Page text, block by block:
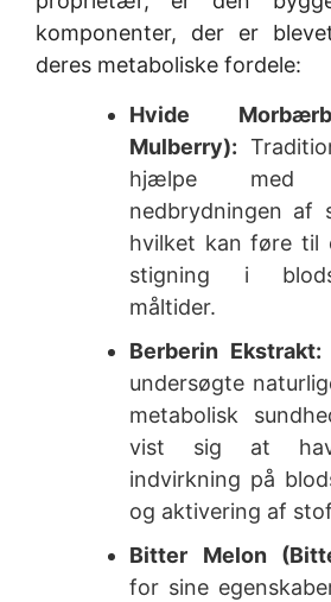
komponenter, der er
deres metaboliske fordele:
Hvide
Mulberry):
hjælpe med
nedbrydningen af
hvilket kan føre til
stigning i
måltider.
Berberin Ekstrakt:
undersøgte
metabolisk
vist sig at
indvirkning på
og aktivering af
Bitter Melon
for sine